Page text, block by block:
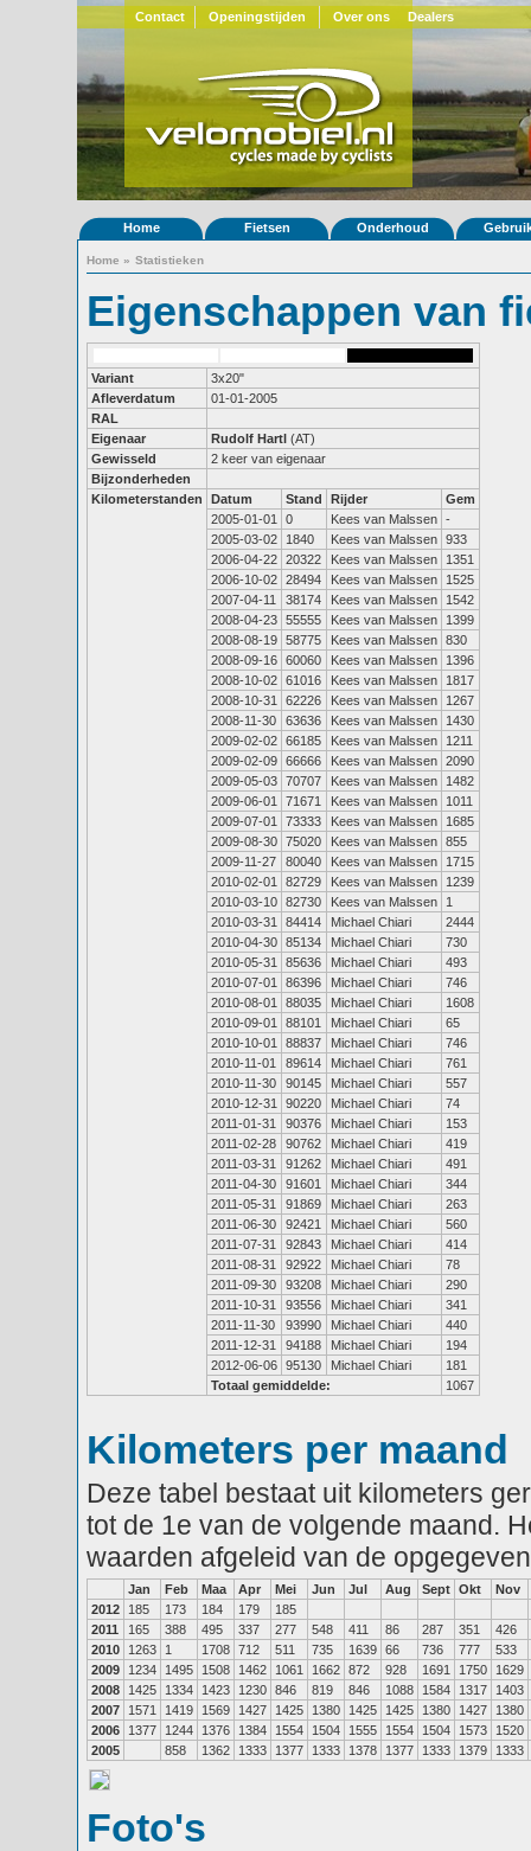
Contact Openingstijden Over ons Dealers
Home Fietsen Onderhoud
Home » Statistieken
Eigenschappen van
Variant
3x20"
Afleverdatum
01-01-2005
RAL
Eigenaar
Rudolf Hartl (AT)
Gewisseld
2 keer van eigenaar
Bijzonderheden
Kilometerstanden
Datum Stand Rijder
Gem
2005-01-01
0 Kees van Malssen -
2005-03-02
1840 Kees van Malssen 933
2006-04-22 20322 Kees van Malssen
1351
2006-10-02 28494 Kees van Malssen
1525
2007-04-11
38174 Kees van Malssen
1542
2008-04-23 55555 Kees van Malssen
1399
2008-08-19 58775 Kees van Malssen 830
2008-09-16 60060 Kees van Malssen
1396
2008-10-02 61016 Kees van Malssen
1817
2008-10-31
62226 Kees van Malssen
1267
2008-11-30
63636 Kees van Malssen
1430
2009-02-02 66185 Kees van Malssen
1211
2009-02-09 66666 Kees van Malssen 2090
2009-05-03 70707 Kees van Malssen
1482
2009-06-01
71671 Kees van Malssen
1011
2009-07-01
73333 Kees van Malssen
1685
2009-08-30 75020 Kees van Malssen 855
2009-11-27
80040 Kees van Malssen
1715
2010-02-01
82729 Kees van Malssen
1239
2010-03-10 82730 Kees van Malssen
1
2010-03-31
84414 Michael Chiari
2444
2010-04-30 85134 Michael Chiari
730
2010-05-31
85636 Michael Chiari
493
2010-07-01
86396 Michael Chiari
746
2010-08-01
88035 Michael Chiari
1608
2010-09-01
88101 Michael Chiari
65
2010-10-01
88837 Michael Chiari
746
2010-11-01
89614 Michael Chiari
761
2010-11-30
90145 Michael Chiari
557
2010-12-31
90220 Michael Chiari
74
2011-01-31
90376 Michael Chiari
153
2011-02-28
90762 Michael Chiari
419
2011-03-31
91262 Michael Chiari
491
2011-04-30
91601 Michael Chiari
344
2011-05-31
91869 Michael Chiari
263
2011-06-30
92421 Michael Chiari
560
2011-07-31
92843 Michael Chiari
414
2011-08-31
92922 Michael Chiari
78
2011-09-30
93208 Michael Chiari
290
2011-10-31
93556 Michael Chiari
341
2011-11-30
93990 Michael Chiari
440
2011-12-31
94188 Michael Chiari
194
2012-06-06 95130 Michael Chiari
181
Totaal gemiddelde:
1067
Kilometers per maand
Deze tabel bestaat uit kilometers
tot de 1e van de volgende maand.
waarden afgeleid van de
Jan Feb Maa Apr Mei Jun Jul Aug Sept Okt
Nov
2012
185 173 184 179
185
2011
165 388 495 337 277 548 411 86 287 351
426
2010
1263 1 1708 712 511 735 1639 66 736 777
533
2009
1234 1495 1508 1462 1061 1662 872 928 1691 1750
1629
2008
1425 1334 1423 1230 846 819 846 1088 1584 1317
1403
2007
1571 1419 1569 1427 1425 1380 1425 1425 1380 1427
1380
2006
1377 1244 1376 1384 1554 1504 1555 1554 1504 1573
1520
2005
858 1362 1333 1377 1333 1378 1377 1333 1379 1333
Foto's